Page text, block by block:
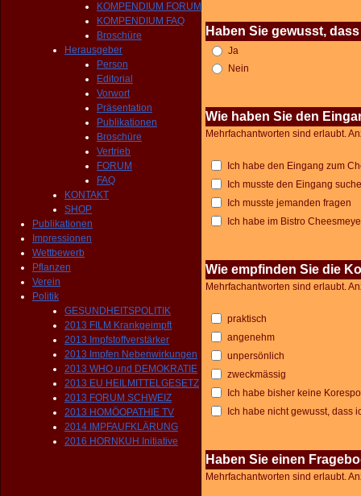
KOMPENDIUM FORUM
KOMPENDIUM FAQ
Broschüre
Herausgeber
Person
Editorial
Vorwort
Präsentation
Publikationen
Broschüre
Vertrieb
FORUM
FAQ
KONTAKT
SHOP
Publikationen
Impressionen
Wettbewerb
Pflanzen
Verein
Politik
GESUNDHEITSPOLITIK
2013 FILM Krankgeimpft
2013 Impfstoffverstärker
2013 Impfen Nebenwirkungen
2013 WHO und DEMOKRATIE
2013 EU HEILMITTELGESETZ
2013 FORUM SCHWEIZ
2013 HOMÖOPATHIE TV
2014 IMPFAUFKLÄRUNG
2016 HORNKUH Initiative
Haben Sie gewusst,
Ja
Nein
Wie haben Sie den
Mehrfachantworten sind erlaubt.
Ich habe den Eingang zum
Ich musste den Eingang
Ich musste jemanden fragen
Ich habe im Bistro
Wie empfinden Sie die
Mehrfachantworten sind erlaubt.
praktisch
angenehm
unpersönlich
zweckmässig
Ich habe bisher keine
Ich habe nicht gewusst, dass
Haben Sie einen
Mehrfachantworten sind erlaubt.